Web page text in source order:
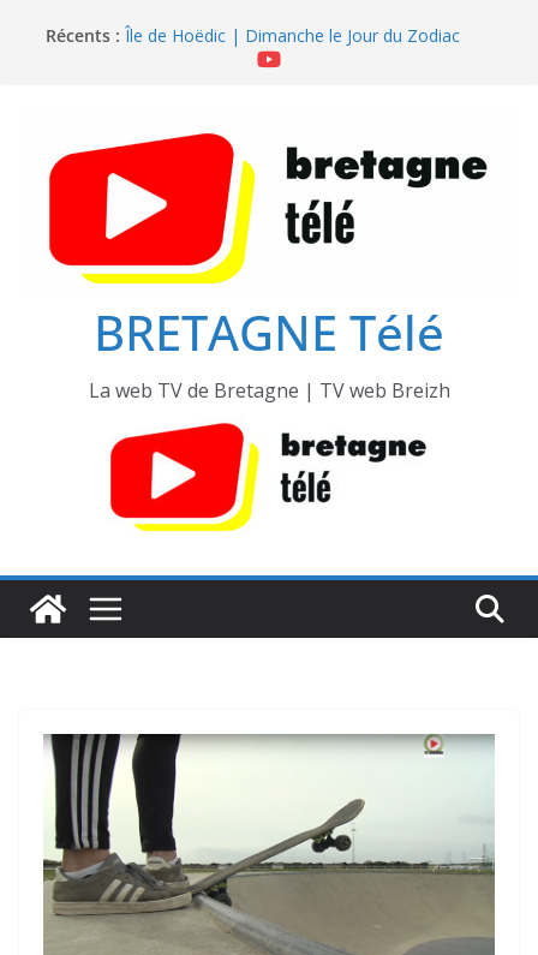
Récents :
Île de Hoëdic | Sensations Fortes en Open Skiff
Île de Hoëdic | Dimanche le Jour du Zodiac
Île de Hoëdic | Le Beau Fort
BRETAGNE Télé
La web TV de Bretagne | TV web Breizh